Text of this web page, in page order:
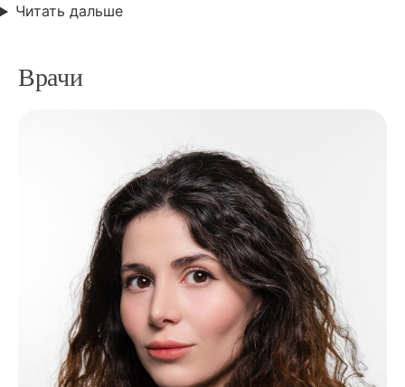
Читать дальше
Врачи